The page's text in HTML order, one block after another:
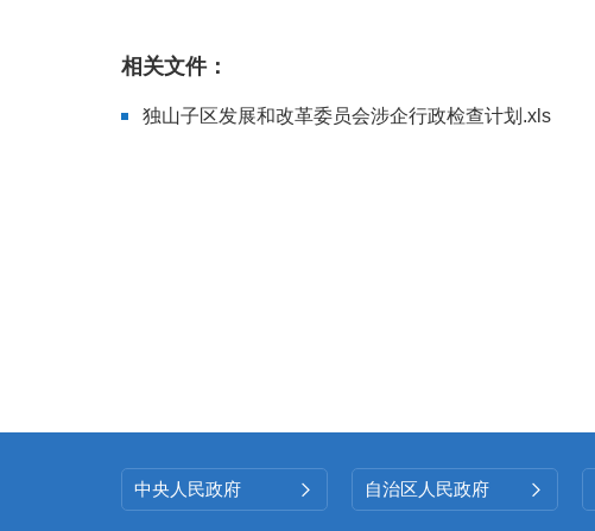
相关文件：
独山子区发展和改革委员会涉企行政检查计划.xls
中央人民政府  自治区人民政府 